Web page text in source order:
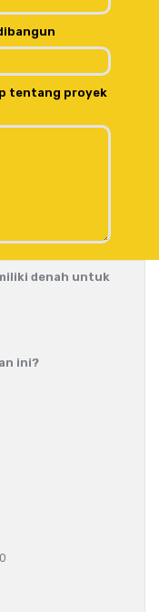
tentang proyek
denah untuk
ini?